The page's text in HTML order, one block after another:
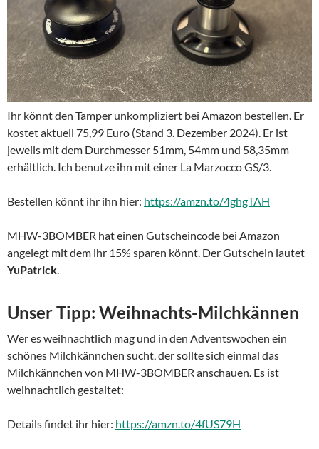
Ihr könnt den Tamper unkompliziert bei Amazon bestellen. Er
kostet aktuell 75,99 Euro (Stand 3. Dezember 2024). Er ist
jeweils mit dem Durchmesser 51mm, 54mm und 58,35mm
erhältlich. Ich benutze ihn mit einer La Marzocco GS/3.
Bestellen könnt ihr ihn hier: https://amzn.to/4ghgTAH
MHW-3BOMBER hat einen Gutscheincode bei Amazon
angelegt mit dem ihr 15% sparen könnt. Der Gutschein lautet
YuPatrick.
Unser Tipp: Weihnachts-Milchkännen
Wer es weihnachtlich mag und in den Adventswochen ein
schönes Milchkännchen sucht, der sollte sich einmal das
Milchkännchen von MHW-3BOMBER anschauen. Es ist
weihnachtlich gestaltet:
Details findet ihr hier: https://amzn.to/4fUS79H